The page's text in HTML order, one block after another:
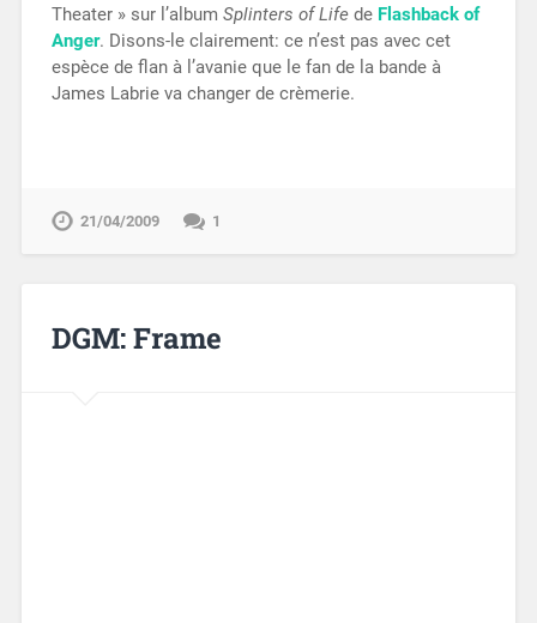
Theater » sur l’album Splinters of Lifede Flashback of
Anger. Disons-le clairement: ce n’est pas avec cet
espèce de flan à l’avanie que le fan de la bande à
James Labrie va changer de crèmerie.
21/04/2009 1
DGM: Frame